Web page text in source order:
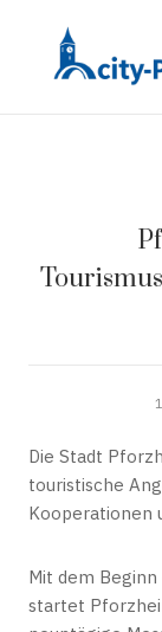
Die Stadt
touristische
Kooperationen
Mit dem Beginn
startet